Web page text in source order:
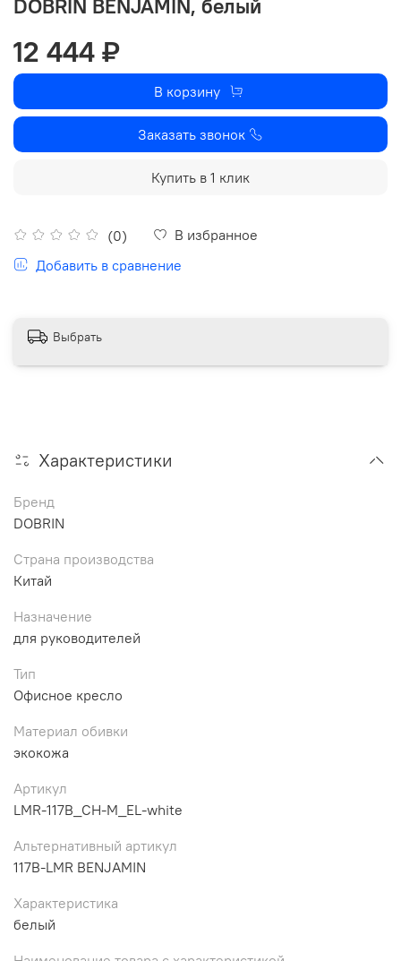
DOBRIN BENJAMIN, белый
(0)
В избранное
Добавить в сравнение
12 444 ₽
В корзину
Заказать звонок
Купить в 1 клик
Выбрать
Характеристики
Бренд
DOBRIN
Страна производства
Китай
Назначение
для руководителей
Тип
Офисное кресло
Материал обивки
экокожа
Артикул
LMR-117B_CH-M_EL-white
Альтернативный артикул
117B-LMR BENJAMIN
Характеристика
белый